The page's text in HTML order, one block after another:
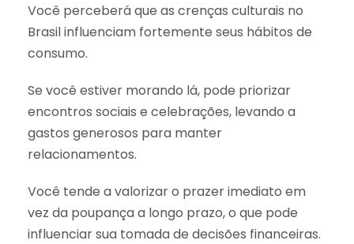
Você perceberá que as crenças culturais no
Brasil influenciam fortemente seus hábitos de
consumo.
Se você estiver morando lá, pode priorizar
encontros sociais e celebrações, levando a
gastos generosos para manter
relacionamentos.
Você tende a valorizar o prazer imediato em
vez da poupança a longo prazo, o que pode
influenciar sua tomada de decisões financeiras.